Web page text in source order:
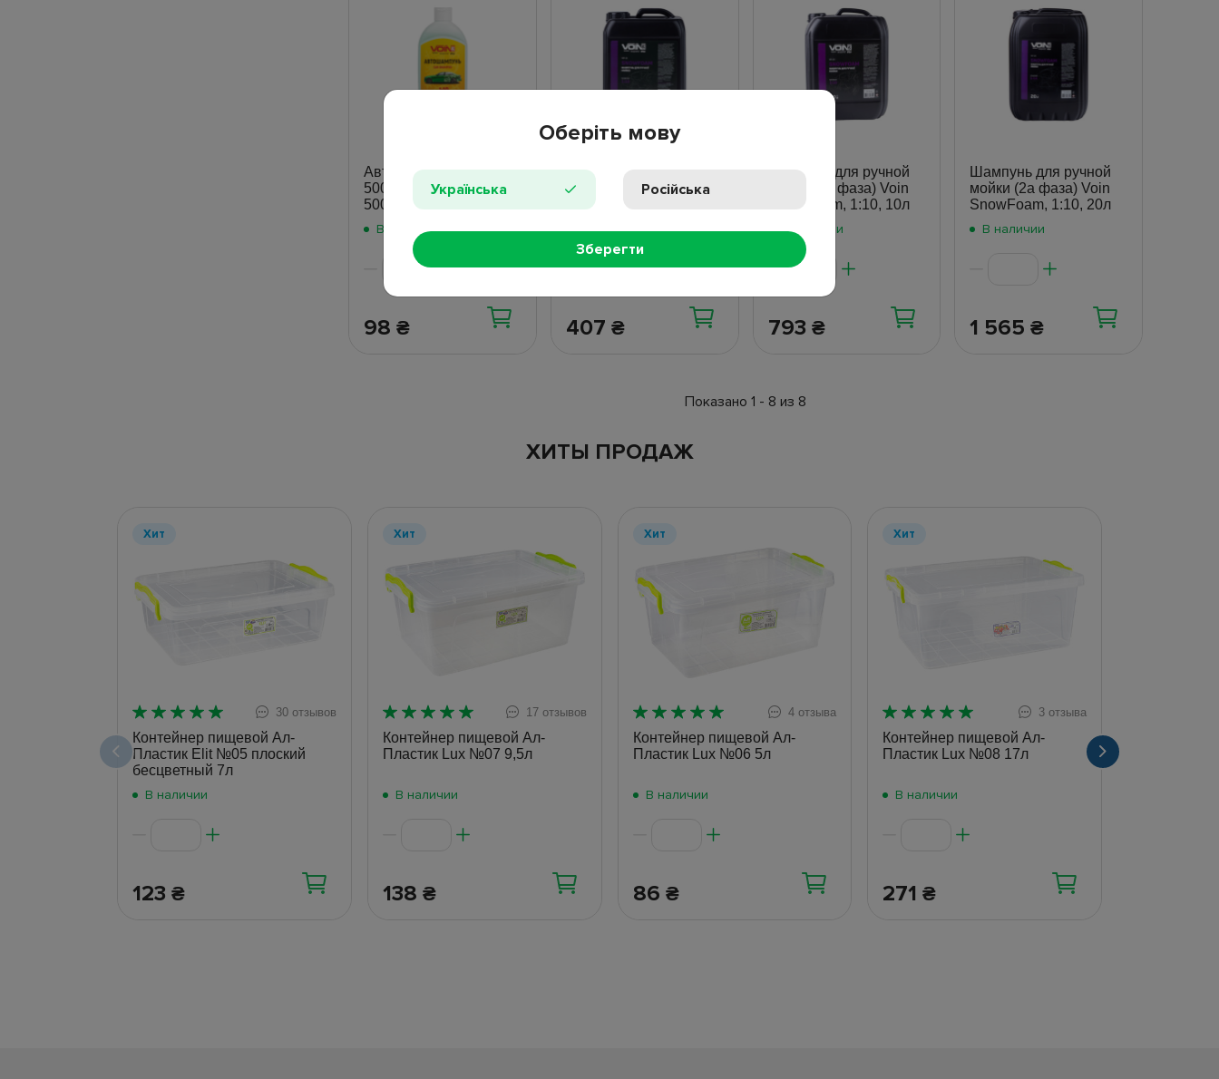
Автошампунь VOIN,
500мл (1:10) (VAS-
5005)
В наличии
98 ₴
Шампунь для ручной
мойки (2а фаза) Voin
SnowFoam, 1:10, 5л
В наличии
407 ₴
Шампунь для ручной
мойки (2а фаза) Voin
SnowFoam, 1:10, 10л
В наличии
793 ₴
Шампунь для ручной
мойки (2а фаза) Voin
SnowFoam, 1:10, 20л
В наличии
1 565₴
Показано 1 - 8 из 8
ХИТЫ ПРОДАЖ
Хит
30 отзывов
Контейнер пищевой Ал-
Пластик Elit №05 плоский
бесцветный 7л
В наличии
123 ₴
Хит
17 отзывов
Контейнер пищевой Ал-
Пластик Lux №07 9,5л
В наличии
138 ₴
Хит
4 отзыва
Контейнер пищевой Ал-
Пластик Lux №06 5л
В наличии
86 ₴
Хит
3 отзыва
Контейнер пищевой Ал-
Пластик Lux №08 17л
В наличии
271₴
Оберіть мову
Українська Російська
Зберегти